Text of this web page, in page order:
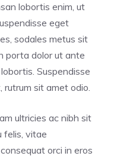
lobortis enim, ut
eget
sodales metus sit
porta dolor ut ante
Suspendisse
rutrum sit amet odio.
ultricies ac nibh sit
felis, vitae
orci in eros